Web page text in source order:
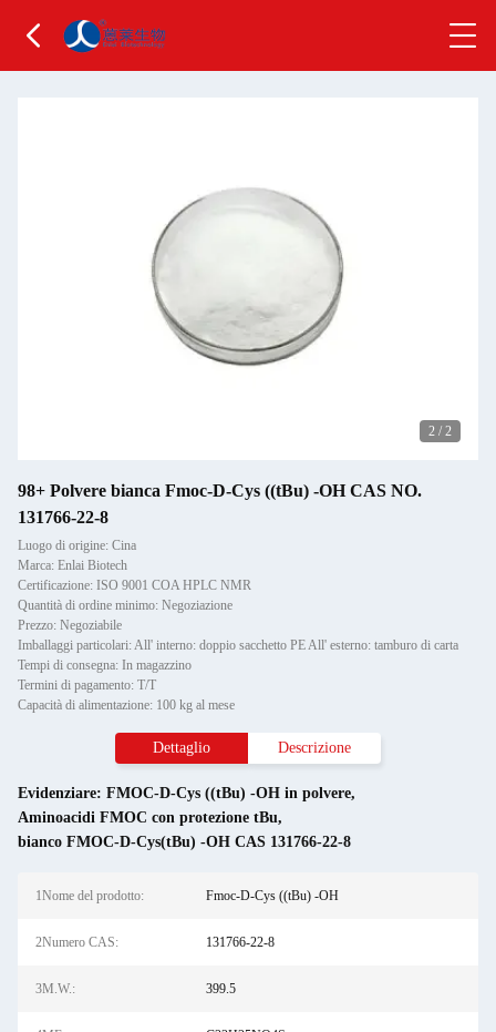
2 / 2
98+ Polvere bianca Fmoc-D-Cys ((tBu) -OH CAS NO.
131766-22-8
Luogo di origine: Cina
Marca: Enlai Biotech
Certificazione: ISO 9001 COA HPLC NMR
Quantità di ordine minimo: Negoziazione
Prezzo: Negoziabile
Imballaggi particolari: All' interno: doppio sacchetto PE All' esterno: tamburo di carta
Tempi di consegna: In magazzino
Termini di pagamento: T/T
Capacità di alimentazione: 100 kg al mese
Dettaglio Descrizione
Evidenziare: FMOC-D-Cys ((tBu) -OH in polvere,
Aminoacidi FMOC con protezione tBu,
bianco FMOC-D-Cys(tBu) -OH CAS 131766-22-8
1Nome del prodotto: Fmoc-D-Cys ((tBu) -OH
2Numero CAS: 131766-22-8
3M.W.: 399.5